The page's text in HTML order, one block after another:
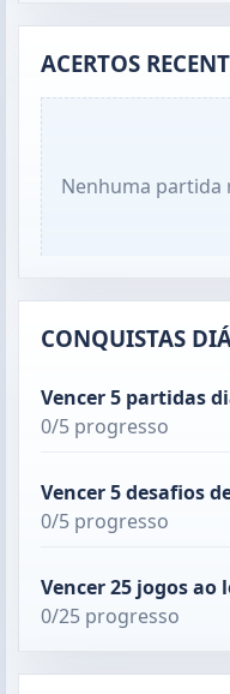
ACERTOS
Nenhuma partida
CONQUISTAS
Vencer 5 partidas
0/5 progresso
Vencer 5 desafios
0/5 progresso
Vencer 25 jogos ao
0/25 progresso